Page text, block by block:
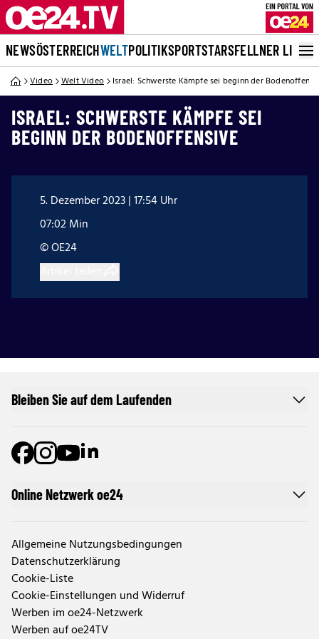
NEWSÖSTERREICHWELTPOLITIKSPORTSTARSFELLNER LIVE
Video Welt Video Israel: Schwerste Kämpfe sei beginn der
ISRAEL: SCHWERSTE KÄMPFE SEI
BEGINN DER BODENOFFENSIVE
5. Dezember 2023 | 17:54 Uhr
07:02 Min
© OE24
Online Netzwerk oe24
Allgemeine Nutzungsbedingungen
Datenschutzerklärung
Cookie-Liste
Cookie-Einstellungen und Widerruf
Werben im oe24-Netzwerk
Werben auf oe24TV
Bleiben Sie auf dem Laufenden